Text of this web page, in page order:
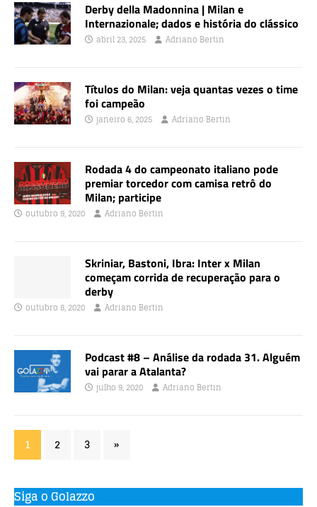
Derby della Madonnina | Milan e
Internazionale; dados e história do clássico
abril 23, 2025 Adriano Bertin
Títulos do Milan: veja quantas vezes o time
foi campeão
janeiro 6, 2025 Adriano Bertin
Rodada 4 do campeonato italiano pode
premiar torcedor com camisa retrô do
Milan; participe
outubro 9, 2020 Adriano Bertin
Skriniar, Bastoni, Ibra: Inter x Milan
começam corrida de recuperação para o
derby
outubro 8, 2020 Adriano Bertin
Podcast #8 – Análise da rodada 31. Alguém
vai parar a Atalanta?
julho 9, 2020 Adriano Bertin
1 2 3 »
Siga o Golazzo